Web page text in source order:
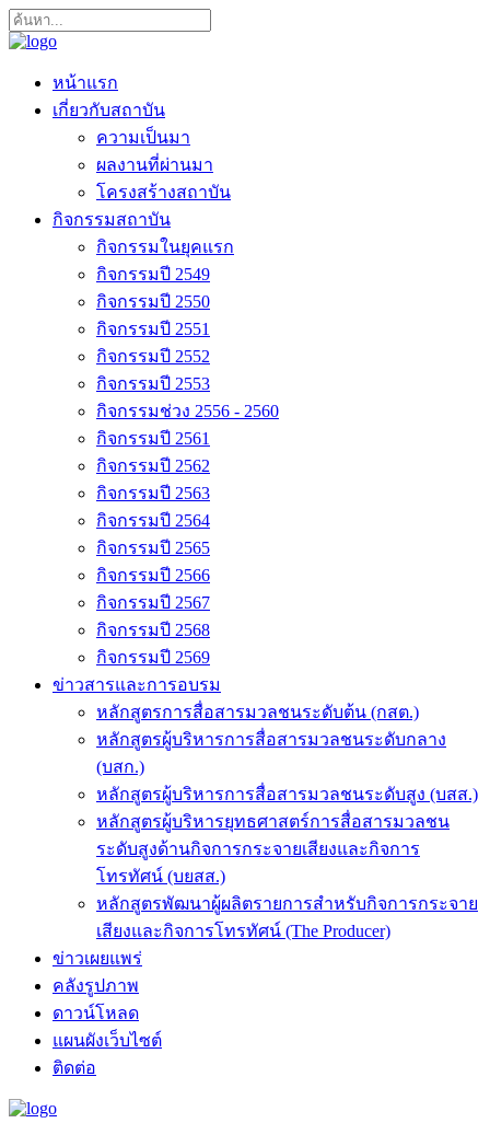
หน้าแรก
เกี่ยวกับสถาบัน
ความเป็นมา
ผลงานที่ผ่านมา
โครงสร้างสถาบัน
กิจกรรมสถาบัน
กิจกรรมในยุคแรก
กิจกรรมปี 2549
กิจกรรมปี 2550
กิจกรรมปี 2551
กิจกรรมปี 2552
กิจกรรมปี 2553
กิจกรรมช่วง 2556 - 2560
กิจกรรมปี 2561
กิจกรรมปี 2562
กิจกรรมปี 2563
กิจกรรมปี 2564
กิจกรรมปี 2565
กิจกรรมปี 2566
กิจกรรมปี 2567
กิจกรรมปี 2568
กิจกรรมปี 2569
ข่าวสารและการอบรม
หลักสูตรการสื่อสารมวลชนระดับต้น (กสต.)
หลักสูตรผู้บริหารการสื่อสารมวลชนระดับกลาง
(บสก.)
หลักสูตรผู้บริหารการสื่อสารมวลชนระดับสูง (บสส.)
หลักสูตรผู้บริหารยุทธศาสตร์การสื่อสารมวลชน
ระดับสูงด้านกิจการกระจายเสียงและกิจการ
โทรทัศน์ (บยสส.)
หลักสูตรพัฒนาผู้ผลิตรายการสำหรับกิจการกระจาย
เสียงและกิจการโทรทัศน์ (The Producer)
ข่าวเผยแพร่
คลังรูปภาพ
ดาวน์โหลด
แผนผังเว็บไซต์
ติดต่อ